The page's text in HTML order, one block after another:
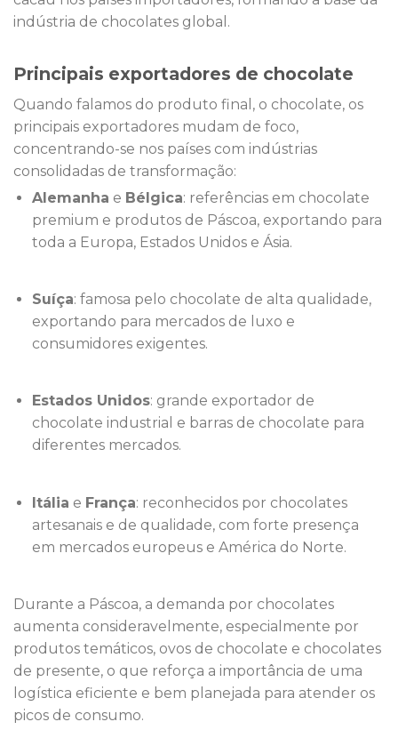
indústria de chocolates global.
Principais exportadores de chocolate
Quando falamos do produto final, o chocolate, os
principais exportadores mudam de foco,
concentrando-se nos países com indústrias
consolidadas de transformação:
Alemanha e Bélgica: referências em chocolate
premium e produtos de Páscoa, exportando para
toda a Europa, Estados Unidos e Ásia.
Suíça: famosa pelo chocolate de alta qualidade,
exportando para mercados de luxo e
consumidores exigentes.
Estados Unidos: grande exportador de
chocolate industrial e barras de chocolate para
diferentes mercados.
Itália e França: reconhecidos por chocolates
artesanais e de qualidade, com forte presença
em mercados europeus e América do Norte.
Durante a Páscoa, a demanda por chocolates
aumenta consideravelmente, especialmente por
produtos temáticos, ovos de chocolate e chocolates
de presente, o que reforça a importância de uma
logística eficiente e bem planejada para atender os
picos de consumo.